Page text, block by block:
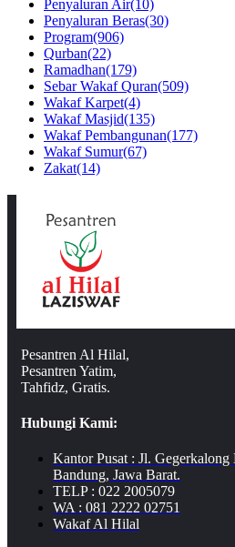
Penyaluran Air(10)
Penyaluran Beras(30)
Program(906)
Qurban(22)
Ramadhan(179)
Sebar Wakaf Quran(509)
Wakaf Karpet(4)
Wakaf Masjid(135)
Wakaf Pembangunan(177)
Wakaf Sumur(67)
Zakat(14)
Pesantren Al Hilal,
Pesantren Yatim,
Tahfidz, Gratis.
Hubungi Kami:
Kantor Pusat : Jl.
Bandung, Jawa Barat.
TELP : 022 2005079
WA : 081 2222 02751
Wakaf Al Hilal